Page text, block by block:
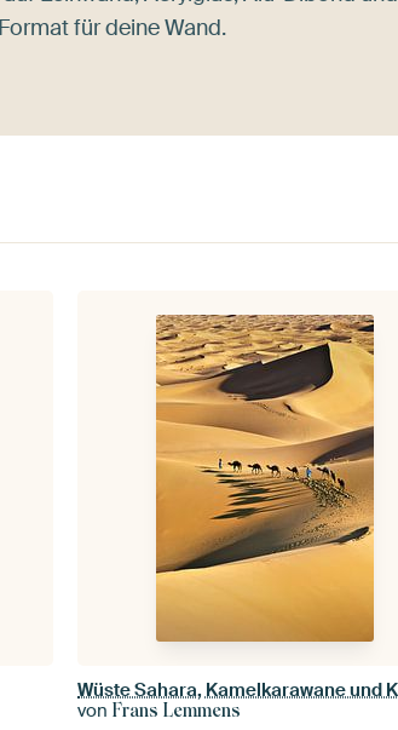
für deine Wand.
vonFrans Lemmens